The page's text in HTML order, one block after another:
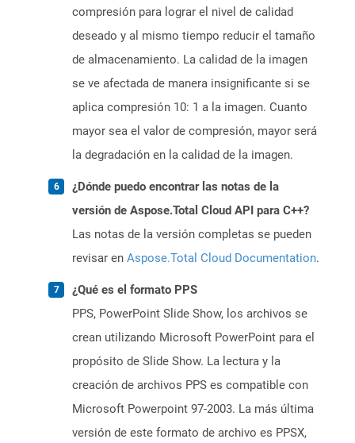
compresión para lograr el nivel de calidad
deseado y al mismo tiempo reducir el tamaño
de almacenamiento. La calidad de la imagen
se ve afectada de manera insignificante si se
aplica compresión 10: 1 a la imagen. Cuanto
mayor sea el valor de compresión, mayor será
la degradación en la calidad de la imagen.
¿Dónde puedo encontrar las notas de la
versión de Aspose.Total Cloud API para C++?
Las notas de la versión completas se pueden
revisar en Aspose.Total Cloud Documentation.
¿Qué es el formato PPS
PPS, PowerPoint Slide Show, los archivos se
crean utilizando Microsoft PowerPoint para el
propósito de Slide Show. La lectura y la
creación de archivos PPS es compatible con
Microsoft Powerpoint 97-2003. La más última
versión de este formato de archivo es PPSX,